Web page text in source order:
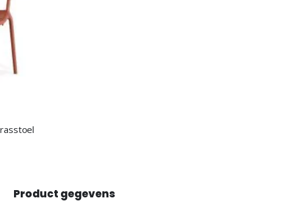
Product gegevens